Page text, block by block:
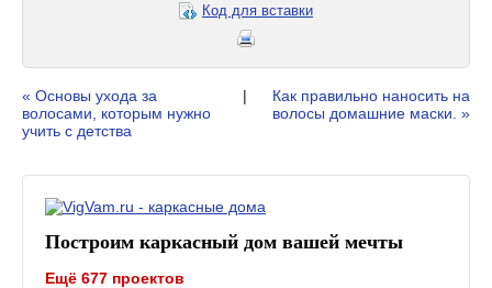
Код для вставки
« Основы ухода за
волосами, которым нужно
учить с детства
|
Как правильно наносить на
волосы домашние маски. »
Построим каркасный дом вашей мечты
Ещё 677 проектов